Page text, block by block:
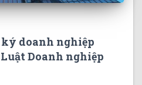
ký doanh nghiệp
Doanh nghiệp